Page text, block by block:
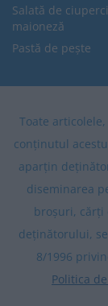
Salată de
maioneză
Pastă de pește
Toate
conținutul
aparțin
diseminarea
broșuri, cărți
deținătorului,
8/1996
Politica